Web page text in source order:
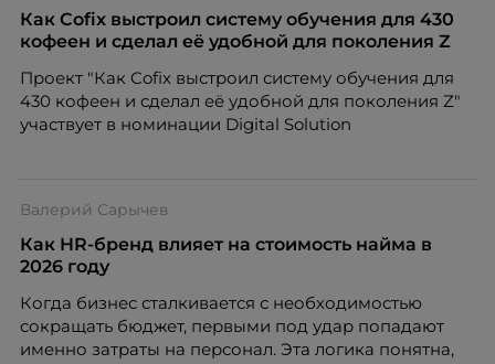
Как Cofix выстроил систему обучения для 430
кофеен и сделал её удобной для поколения Z
Проект "Как Cofix выстроил систему обучения для
430 кофеен и сделал её удобной для поколения Z"
участвует в номинации Digital Solution
Валерий Сарычев
Как HR-бренд влияет на стоимость найма в
2026 году
Когда бизнес сталкивается с необходимостью
сокращать бюджет, первыми под удар попадают
именно затраты на персонал. Эта логика понятна,